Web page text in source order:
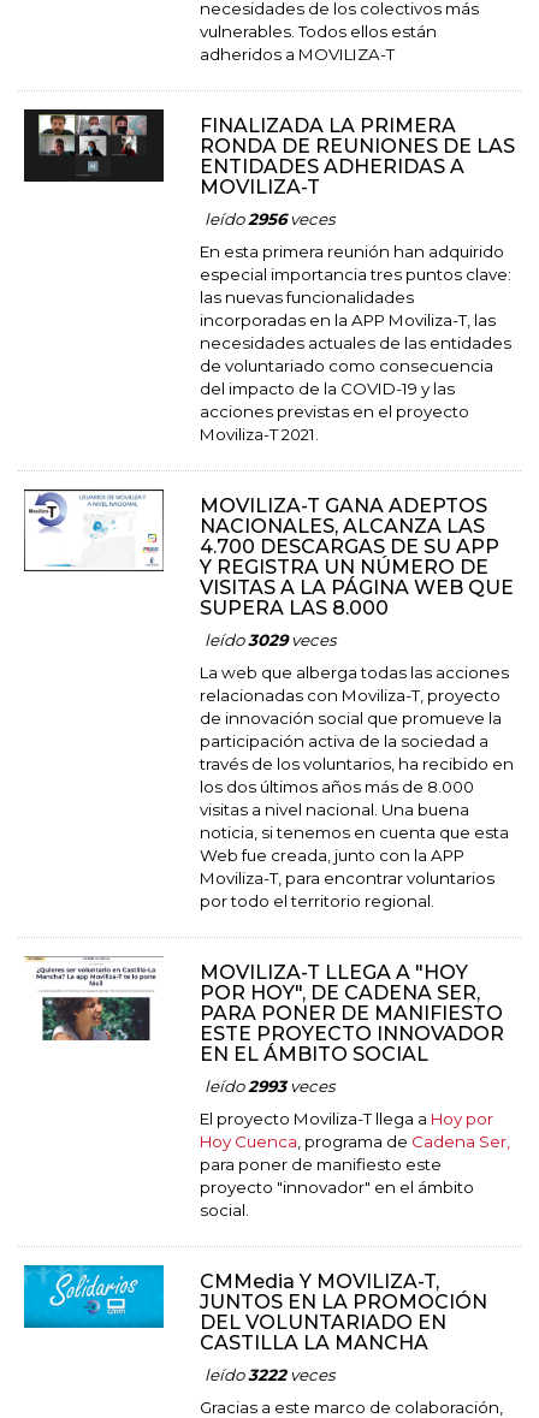
necesidades de los colectivos más
vulnerables. Todos ellos están
adheridos a MOVILIZA-T
FINALIZADA LA PRIMERA
RONDA DE REUNIONES DE LAS
ENTIDADES ADHERIDAS A
MOVILIZA-T
leído2956veces
En esta primera reunión han adquirido
especial importancia tres puntos clave:
las nuevas funcionalidades
incorporadas en la APP Moviliza-T, las
necesidades actuales de las entidades
de voluntariado como consecuencia
del impacto de la COVID-19 y las
acciones previstas en el proyecto
Moviliza-T 2021.
MOVILIZA-T GANA ADEPTOS
NACIONALES, ALCANZA LAS
4.700 DESCARGAS DE SU APP
Y REGISTRA UN NÚMERO DE
VISITAS A LA PÁGINA WEB QUE
SUPERA LAS 8.000
leído3029veces
La web que alberga todas las acciones
relacionadas con Moviliza-T, proyecto
de innovación social que promueve la
participación activa de la sociedad a
través de los voluntarios, ha recibido en
los dos últimos años más de 8.000
visitas a nivel nacional. Una buena
noticia, si tenemos en cuenta que esta
Web fue creada, junto con la APP
Moviliza-T, para encontrar voluntarios
por todo el territorio regional.
MOVILIZA-T LLEGA A "HOY
POR HOY", DE CADENA SER,
PARA PONER DE MANIFIESTO
ESTE PROYECTO INNOVADOR
EN EL ÁMBITO SOCIAL
leído2993veces
El proyecto Moviliza-T llega a Hoy por
Hoy Cuenca , programa de Cadena Ser,
para poner de manifiesto este
proyecto "innovador" en el ámbito
social.
CMMedia Y MOVILIZA-T,
JUNTOS EN LA PROMOCIÓN
DEL VOLUNTARIADO EN
CASTILLA LA MANCHA
leído3222veces
Gracias a este marco de colaboración,